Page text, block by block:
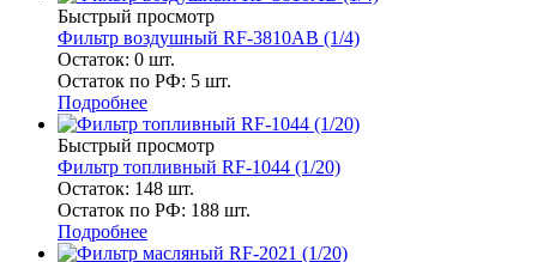
Быстрый просмотр
Фильтр воздушный RF-3810AB (1/4)
Остаток: 0 шт.
Остаток по РФ: 5 шт.
Подробнее
Быстрый просмотр
Фильтр топливный RF-1044 (1/20)
Остаток: 148 шт.
Остаток по РФ: 188 шт.
Подробнее